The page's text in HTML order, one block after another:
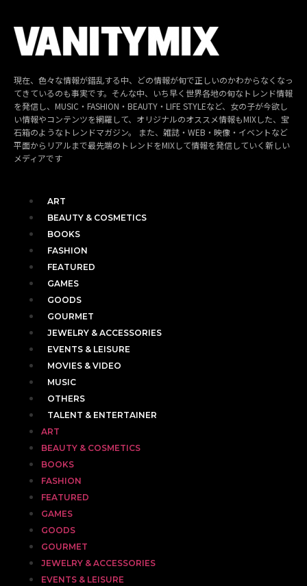
現在、色々な情報が錯乱する中、どの情報が旬で正しいのかわからなくなっ
てきているのも事実です。そんな中、いち早く世界各地の旬なトレンド情報
を発信し、MUSIC・FASHION・BEAUTY・LIFE STYLEなど、女の子が今欲し
い情報やコンテンツを網羅して、オリジナルのオススメ情報もMIXした、宝
石箱のようなトレンドマガジン。 また、雑誌・WEB・映像・イベントなど
平面からリアルまで最先端のトレンドをMIXして情報を発信していく新しい
メディアです
ART
BEAUTY & COSMETICS
BOOKS
FASHION
FEATURED
GAMES
GOODS
GOURMET
JEWELRY & ACCESSORIES
EVENTS & LEISURE
MOVIES & VIDEO
MUSIC
OTHERS
TALENT & ENTERTAINER
ART
BEAUTY & COSMETICS
BOOKS
FASHION
FEATURED
GAMES
GOODS
GOURMET
JEWELRY & ACCESSORIES
EVENTS & LEISURE